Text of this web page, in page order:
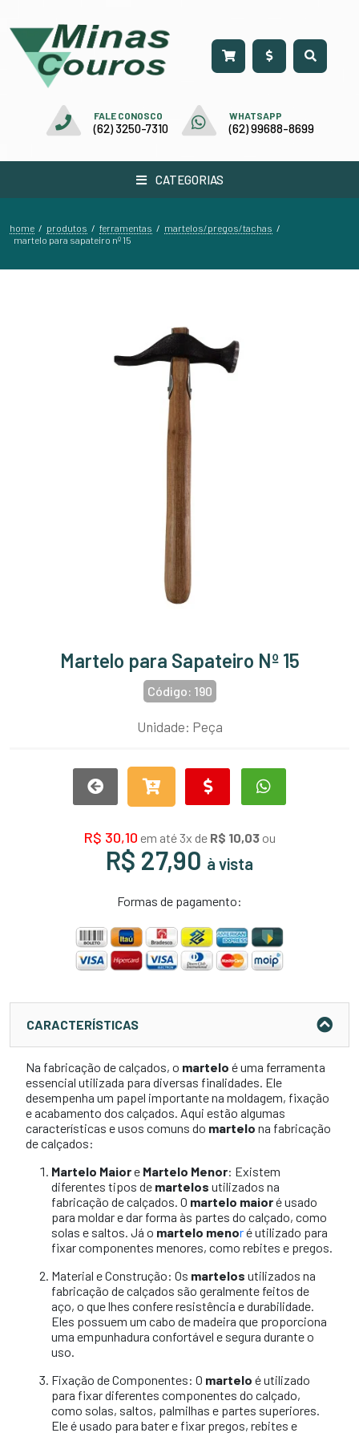
FALE CONOSCO
(62) 3250-7310
WHATSAPP
(62) 99688-8699
CATEGORIAS
home / produtos / ferramentas / martelos/pregos/tachas /
martelo para sapateiro nº 15
Martelo para Sapateiro Nº 15
Código: 190
Unidade: Peça
R$ 30,10 em até 3x de R$ 10,03ou
R$ 27,90 à vista
Formas de pagamento:
CARACTERÍSTICAS
Na fabricação de calçados, o martelo é uma ferramenta
essencial utilizada para diversas finalidades. Ele
desempenha um papel importante na moldagem, fixação
e acabamento dos calçados. Aqui estão algumas
características e usos comuns do martelo na fabricação
de calçados:
Martelo Maiore Martelo Menor: Existem
diferentes tipos de martelos utilizados na
fabricação de calçados. O martelo maioré usado
para moldar e dar forma às partes do calçado, como
solas e saltos. Já o martelo menoré utilizado para
fixar componentes menores, como rebites e pregos.
Material e Construção: Os martelos utilizados na
fabricação de calçados são geralmente feitos de
aço, o que lhes confere resistência e durabilidade.
Eles possuem um cabo de madeira que proporciona
uma empunhadura confortável e segura durante o
uso.
Fixação de Componentes: O martelo é utilizado
para fixar diferentes componentes do calçado,
como solas, saltos, palmilhas e partes superiores.
Ele é usado para bater e fixar pregos, rebites e